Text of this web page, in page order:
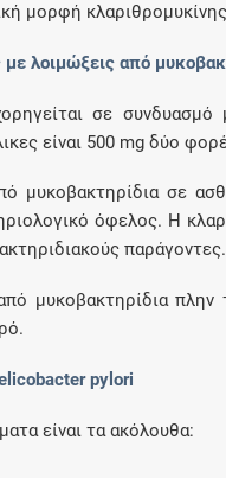
μορφή
λοιμώξεις από
σε
είναι 500 mg δύο
μυκοβακτηρίδια σε
όφελος. H
παράγοντες.
μυκοβακτηρίδια πλην
pylori
είναι τα ακόλουθα: